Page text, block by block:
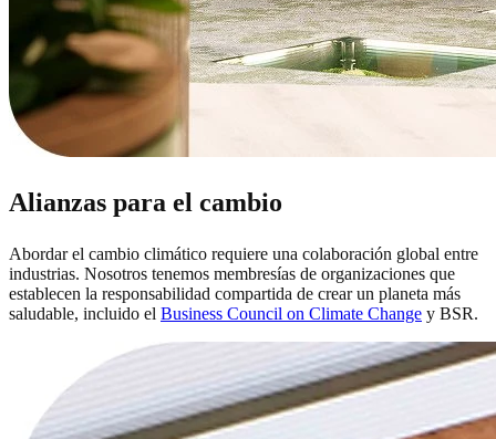
Alianzas para el cambio
Abordar el cambio climático requiere una colaboración global entre
industrias. Nosotros tenemos membresías de organizaciones que
establecen la responsabilidad compartida de crear un planeta más
saludable, incluido el Business Council on Climate Change y BSR.